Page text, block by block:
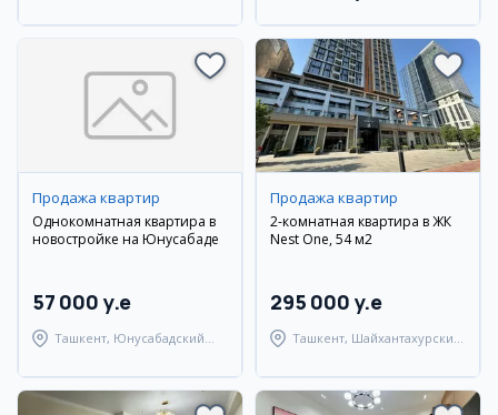
Продажа квартир
Однокомнатная квартира в
новостройке на Юнусабаде
57 000 y.e
Ташкент, Юнусабадский
Продажа квартир
2-комнатная квартира в ЖК
Nest One, 54 м2
295 000 y.e
Ташкент, Шайхантахурский